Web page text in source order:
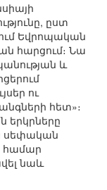
ըստ
Եվրոպական
հարցում։ Նա
և
ու
հետ»։
երկրները
սեփական
համար
նաև